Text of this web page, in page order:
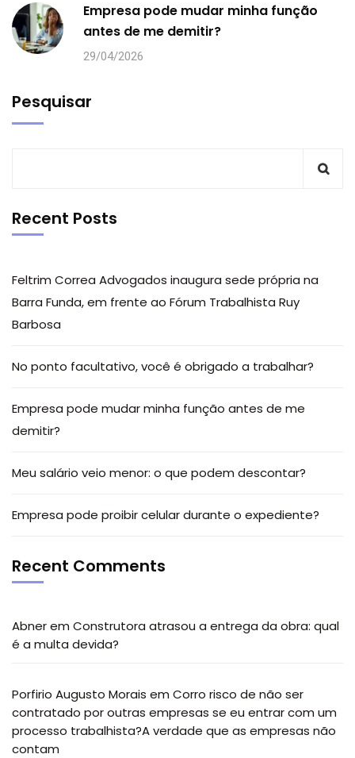
Empresa pode mudar minha função
antes de me demitir?
29/04/2026
Pesquisar
Recent Posts
Feltrim Correa Advogados inaugura sede própria na
Barra Funda, em frente ao Fórum Trabalhista Ruy
Barbosa
No ponto facultativo, você é obrigado a trabalhar?
Empresa pode mudar minha função antes de me
demitir?
Meu salário veio menor: o que podem descontar?
Empresa pode proibir celular durante o expediente?
Recent Comments
Abnerem Construtora atrasou a entrega da obra: qual
é a multa devida?
Porfirio Augusto Morais em Corro risco de não ser
contratado por outras empresas se eu entrar com um
processo trabalhista?A verdade que as empresas não
contam